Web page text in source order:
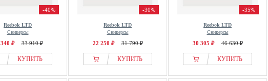
-40%
Reebok LTD
Сникерсы
₽ 33 910 ₽
КУПИТЬ
-30%
Reebok LTD
Сникерсы
22 250 ₽ 31 790 ₽
КУПИТЬ
-35%
Reebok LTD
Сникерсы
30 305 ₽ 46 630 ₽
КУПИТЬ